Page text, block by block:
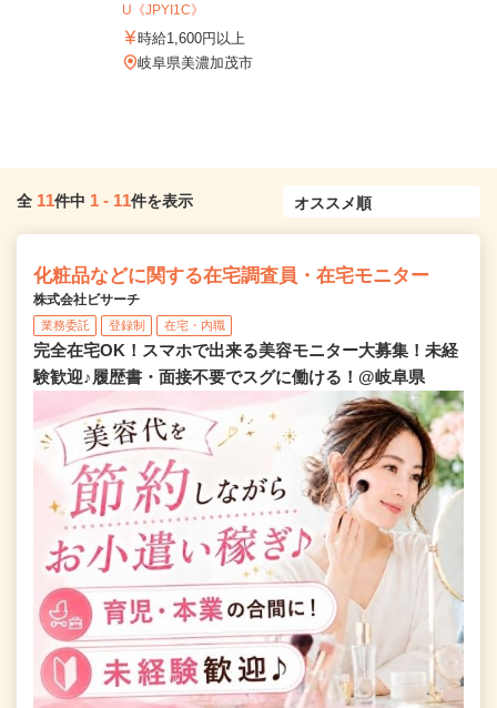
U《JPYI1C》
時給1,600円以上
岐阜県美濃加茂市
全 11件中 1 - 11件を表示
化粧品などに関する在宅調査員・在宅モニター
株式会社ビサーチ
業務委託 登録制 在宅・内職
完全在宅OK！スマホで出来る美容モニター大募集！未経
験歓迎♪履歴書・面接不要でスグに働ける！@岐阜県